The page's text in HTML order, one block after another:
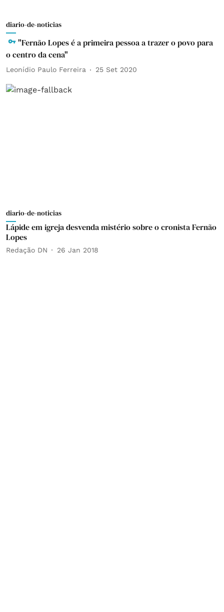
diario-de-noticias
"Fernão Lopes é a primeira pessoa a trazer o povo para
o centro da cena"
Leonídio Paulo Ferreira 25 Set 2020
diario-de-noticias
Lápide em igreja desvenda mistério sobre o cronista Fernão
Lopes
Redação DN 26 Jan 2018